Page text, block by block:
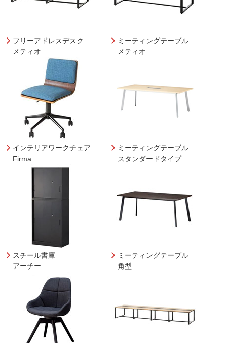
フリーアドレスデスク
メティオ
ミーティングテーブル
メティオ
インテリアワークチェア
Firma
ミーティングテーブル
スタンダードタイプ
スチール書庫
アーチー
ミーティングテーブル
角型